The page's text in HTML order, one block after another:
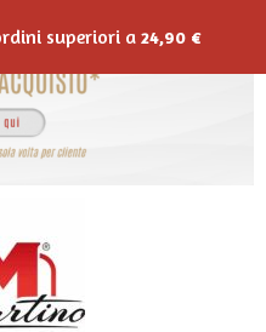
superiori a 24,90 €